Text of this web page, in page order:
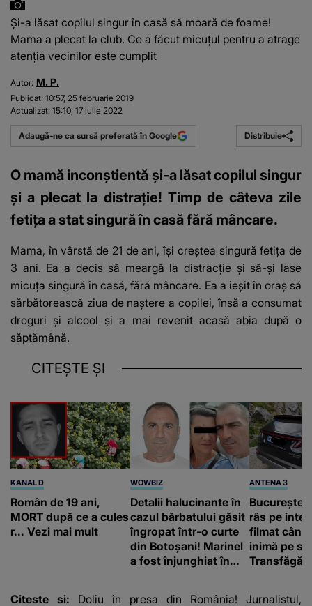
Și-a lăsat copilul singur în casă să moară de foame!
Mama a plecat la club. Ce a făcut micuțul pentru a atrage
atenția vecinilor este cumplit
Autor: M. P.
Publicat: 10:57, 25 februarie 2019
Actualizat: 15:10, 17 iulie 2022
Adaugă-ne ca sursă preferată în Google Distribuie
O mamă inconștientă și-a lăsat copilul singur
și a plecat la distrație! Timp de câteva zile
fetița a stat singură în casă fără mâncare.
Mama, în vârstă de 21 de ani, își creștea singură fetița de
3 ani. Ea a decis să meargă la distracție și să-și lase
micuța singură în casă, fără mâncare. Ea a ieșit în oraș să
sărbătorească ziua de naștere a copilei, însă a consumat
droguri și alcool și a mai revenit acasă abia după o
săptămână.
CITEȘTE ȘI
KANAL D
Român de 19 ani,
MORT după ce a cules
r... Vezi mai mult
WOWBIZ
Detalii halucinante în
cazul bărbatului găsit
îngropat într-o curte
din Botoșani! Marinel
a fost înjunghiat în
ANTENA 3
râs pe
filmat când
inimă pe
Citeste si: Doliu în presa din România! Jurnalistul,